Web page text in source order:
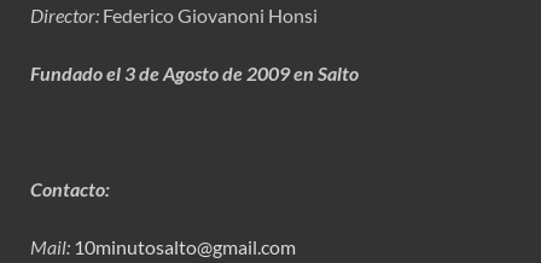
Director: Federico Giovanoni Honsi
Fundado el 3 de Agosto de 2009 en Salto
Contacto:
Mail: 10minutosalto@gmail.com